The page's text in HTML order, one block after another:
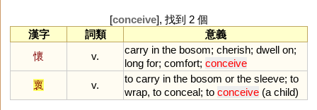
[conceive], 找到 2 個
漢字
詞類
意義
懷
v.
carry in the bosom; cherish; dwell on;
long for; comfort; conceive
褱
v.
to carry in the bosom or the sleeve; to
wrap, to conceal; to conceive (a child)